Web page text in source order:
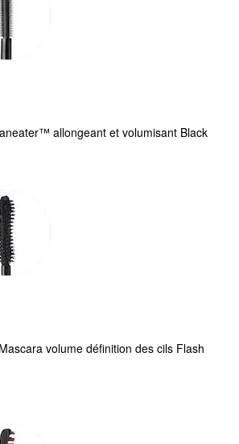
allongeant et volumisant Black
Mascara volume définition des cils Flash